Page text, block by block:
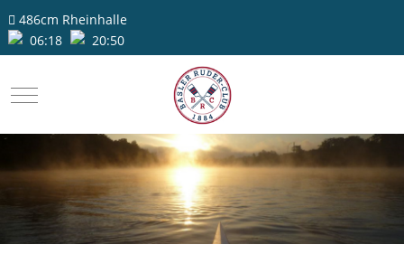
486cm Rheinhalle
06:18
20:50
Mobile Menu Toggle